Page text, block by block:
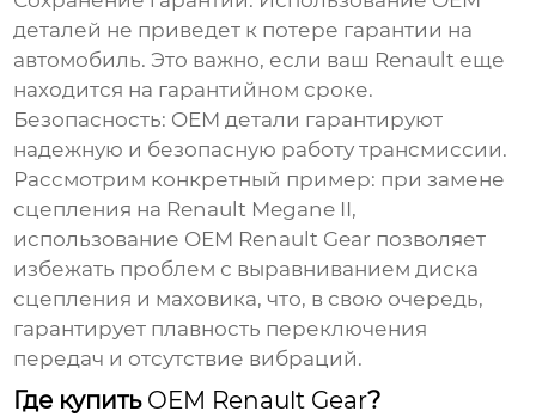
деталей не приведет к потере гарантии на
автомобиль. Это важно, если ваш Renault еще
находится на гарантийном сроке.
Безопасность: OEM детали гарантируют
надежную и безопасную работу трансмиссии.
Рассмотрим конкретный пример: при замене
сцепления на Renault Megane II,
использование OEM Renault Gear позволяет
избежать проблем с выравниванием диска
сцепления и маховика, что, в свою очередь,
гарантирует плавность переключения
передач и отсутствие вибраций.
Где купить OEM Renault Gear?